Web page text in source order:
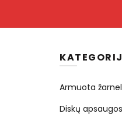
Armuota
Diskų apsaugos